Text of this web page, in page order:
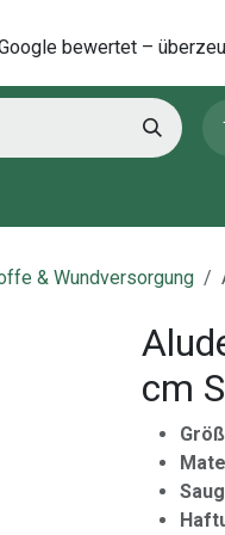
bewertet –
& Wundversorgung
cm